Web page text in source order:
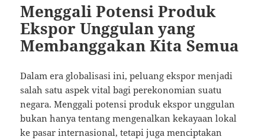
Menggali Potensi Produk
Ekspor Unggulan yang
Membanggakan Kita Semua
Dalam era globalisasi ini, peluang ekspor menjadi
salah satu aspek vital bagi perekonomian suatu
negara. Menggali potensi produk ekspor unggulan
bukan hanya tentang mengenalkan kekayaan lokal
ke pasar internasional, tetapi juga menciptakan